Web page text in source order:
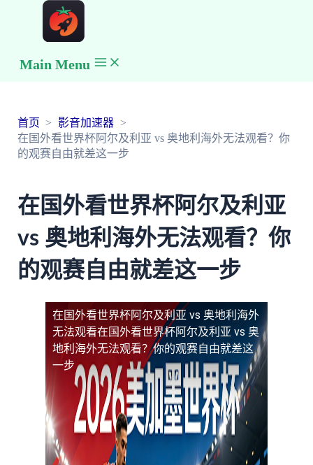
Main Menu
首页
影音加速器
在国外看世界杯阿尔及利亚 vs 奥地利海外无法观看？你
的观赛自由就差这一步
在国外看世界杯阿尔及利亚
vs 奥地利海外无法观看？你
的观赛自由就差这一步
在国外看世界杯阿尔及利亚 vs 奥地利海外
无法观看在国外看世界杯阿尔及利亚 vs 奥
地利海外无法观看？你的观赛自由就差这
一步